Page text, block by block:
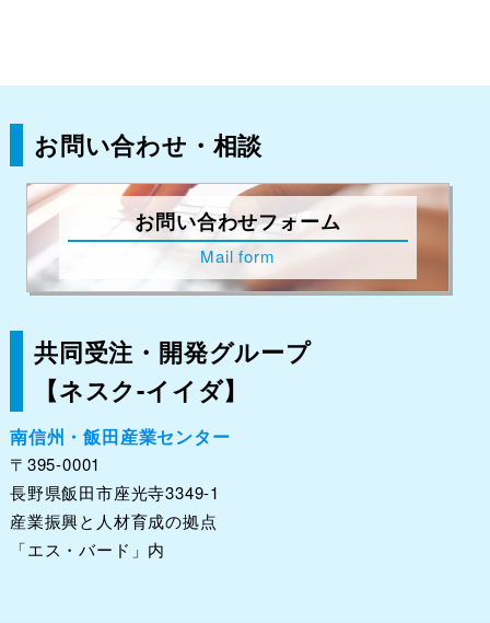
お問い合わせ・相談
お問い合わせフォーム
Mail form
共同受注・開発グループ
【ネスク-イイダ】